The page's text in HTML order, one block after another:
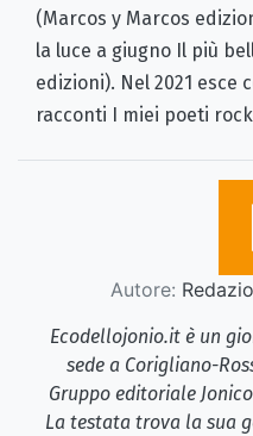
(Marcos y Marcos
la luce a giugno Il più
edizioni). Nel 2021 esce
racconti I miei poeti rock
Autore:
Ecodellojonio.it è un
sede a Corigliano-
Gruppo editoriale
La testata trova la sua